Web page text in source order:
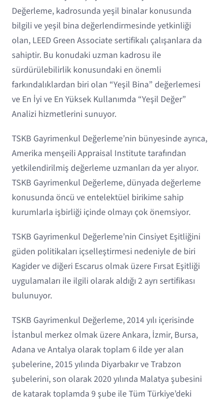
Değerleme, kadrosunda yeşil binalar konusunda
bilgili ve yeşil bina değerlendirmesinde yetkinliği
olan, LEED Green Associate sertifikalı çalışanlara da
sahiptir. Bu konudaki uzman kadrosu ile
sürdürülebilirlik konusundaki en önemli
farkındalıklardan biri olan “Yeşil Bina” değerlemesi
ve En İyi ve En Yüksek Kullanımda “Yeşil Değer”
Analizi hizmetlerini sunuyor.
TSKB Gayrimenkul Değerleme’nin bünyesinde ayrıca,
Amerika menşeili Appraisal Institute tarafından
yetkilendirilmiş değerleme uzmanları da yer alıyor.
TSKB Gayrimenkul Değerleme, dünyada değerleme
konusunda öncü ve entelektüel birikime sahip
kurumlarla işbirliği içinde olmayı çok önemsiyor.
TSKB Gayrimenkul Değerleme’nin Cinsiyet Eşitliğini
güden politikaları içselleştirmesi nedeniyle de biri
Kagider ve diğeri Escarus olmak üzere Fırsat Eşitliği
uygulamaları ile ilgili olarak aldığı 2 ayrı sertifikası
bulunuyor.
TSKB Gayrimenkul Değerleme, 2014 yılı içerisinde
İstanbul merkez olmak üzere Ankara, İzmir, Bursa,
Adana ve Antalya olarak toplam 6 ilde yer alan
şubelerine, 2015 yılında Diyarbakır ve Trabzon
şubelerini, son olarak 2020 yılında Malatya şubesini
de katarak toplamda 9 şube ile Tüm Türkiye’deki